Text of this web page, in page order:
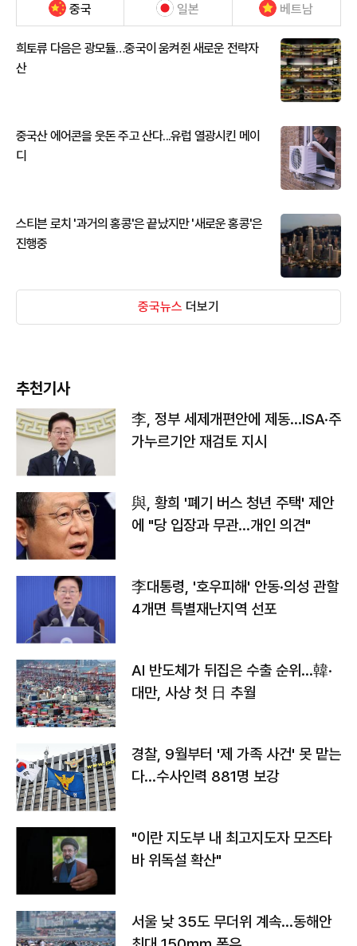
중국 일본 베트남
희토류 다음은 광모듈…중국이 움켜쥔 새로운 전략자
산
중국산 에어콘을 웃돈 주고 산다...유럽 열광시킨 메이
디
스티븐 로치 '과거의 홍콩'은 끝났지만 '새로운 홍콩'은
진행중
중국뉴스 더보기
추천기사
李, 정부 세제개편안에 제동…ISA·주
가누르기안 재검토 지시
與, 황희 '폐기 버스 청년 주택' 제안
에 "당 입장과 무관…개인 의견"
李대통령, '호우피해' 안동·의성 관할
4개면 특별재난지역 선포
AI 반도체가 뒤집은 수출 순위…韓·
대만, 사상 첫 日 추월
경찰, 9월부터 '제 가족 사건' 못 맡는
다…수사인력 881명 보강
"이란 지도부 내 최고지도자 모즈타
바 위독설 확산"
서울 낮 35도 무더위 계속…동해안